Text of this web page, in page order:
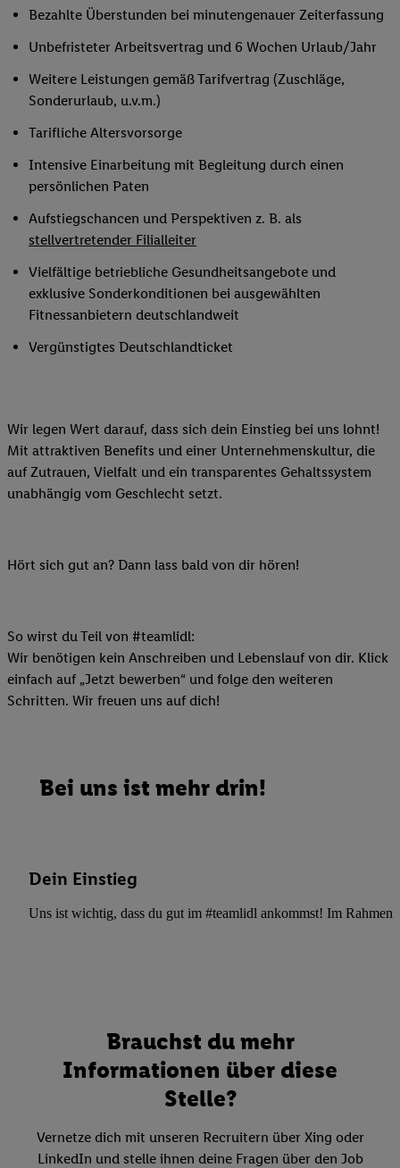
Bezahlte Überstunden bei minutengenauer Zeiterfassung
Unbefristeter Arbeitsvertrag und 6 Wochen Urlaub/Jahr
Weitere Leistungen gemäß Tarifvertrag (Zuschläge,
Sonderurlaub, u.v.m.)
Tarifliche Altersvorsorge
Intensive Einarbeitung mit Begleitung durch einen
persönlichen Paten
Aufstiegschancen und Perspektiven z. B. als
stellvertretender Filialleiter
Vielfältige betriebliche Gesundheitsangebote und
exklusive Sonderkonditionen bei ausgewählten
Fitnessanbietern deutschlandweit
Vergünstigtes Deutschlandticket
Wir legen Wert darauf, dass sich dein Einstieg bei uns lohnt!
Mit attraktiven Benefits und einer Unternehmenskultur, die
auf Zutrauen, Vielfalt und ein transparentes Gehaltssystem
unabhängig vom Geschlecht setzt.
Hört sich gut an? Dann lass bald von dir hören!
So wirst du Teil von #teamlidl:
Wir benötigen kein Anschreiben und Lebenslauf von dir. Klick
einfach auf „Jetzt bewerben“ und folge den weiteren
Schritten. Wir freuen uns auf dich!
Bei uns ist mehr drin!
Dein Einstieg
Uns ist wichtig, dass du gut im #teamlidl ankommst! Im Rahmen
Brauchst du mehr
Informationen über diese
Stelle?
Vernetze dich mit unseren Recruitern über Xing oder
LinkedIn und stelle ihnen deine Fragen über den Job